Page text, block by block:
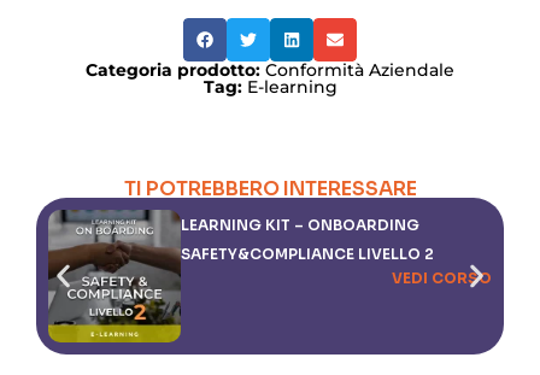
Categoria prodotto: Conformità Aziendale
Tag: E-learning
TI POTREBBERO INTERESSARE
LEARNING KIT – ONBOARDING
SAFETY&COMPLIANCE LIVELLO 2
VEDI CORSO